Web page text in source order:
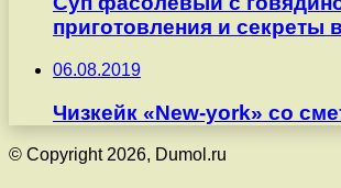
приготовления и секреты
06.08.2019
Чизкейк «New-york» со
© Copyright 2026, Dumol.ru